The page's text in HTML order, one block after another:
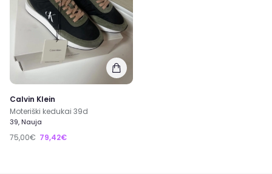
Calvin Klein
Moteriški kedukai 39d
39, Nauja
75,00€ 79,42€